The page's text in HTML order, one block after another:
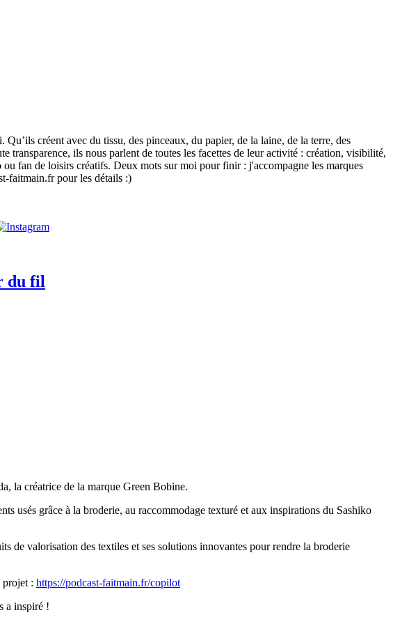
créent avec du tissu, des pinceaux, du papier, de la laine, de la terre, des
transparence, ils nous parlent de toutes les facettes de leur activité : création, visibilité,
fan de loisirs créatifs. Deux mots sur moi pour finir : j'accompagne les marques
faitmain.fr pour les détails :)
du fil
la créatrice de la marque Green Bobine.
usés grâce à la broderie, au raccommodage texturé et aux inspirations du Sashiko
de valorisation des textiles et ses solutions innovantes pour rendre la broderie
projet : https://podcast-faitmain.fr/copilot
a inspiré !